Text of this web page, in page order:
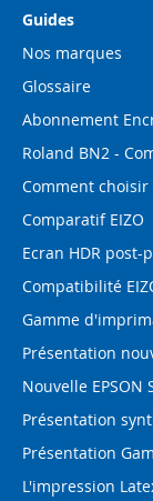
Guides
Nos marques
Glossaire
Abonnement
Roland BN2 -
Comment choisir
Comparatif EIZO
Ecran HDR post-
Compatibilité
Gamme
Présentation
Nouvelle EPSON
Présentation
Présentation
L'impression